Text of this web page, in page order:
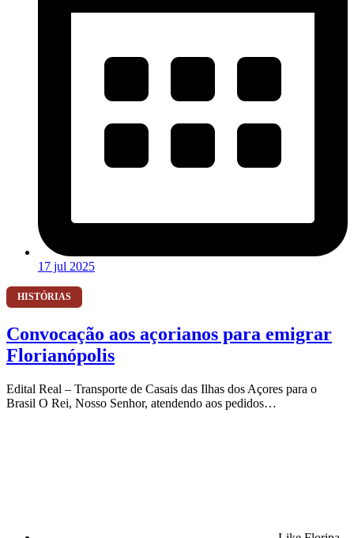
17 jul 2025
HISTÓRIAS
Convocação aos açorianos para emigrar
Florianópolis
Edital Real – Transporte de Casais das Ilhas dos Açores para o
Brasil O Rei, Nosso Senhor, atendendo aos pedidos…